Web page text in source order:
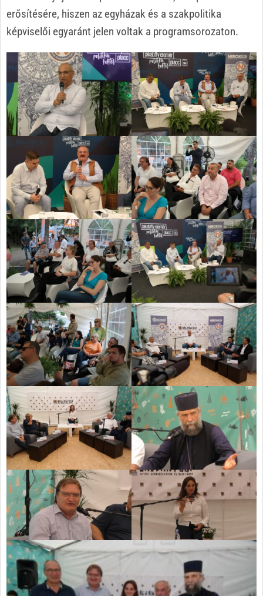
erősítésére, hiszen az egyházak és a szakpolitika
képviselői egyaránt jelen voltak a programsorozaton.